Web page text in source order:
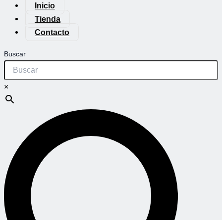
Inicio
Tienda
Contacto
Buscar
×